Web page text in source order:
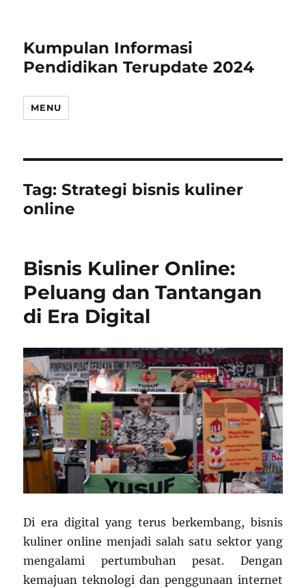
Kumpulan Informasi
Pendidikan Terupdate 2024
MENU
Tag:Strategi bisnis kuliner
online
Bisnis Kuliner Online:
Peluang dan Tantangan
di Era Digital
Di era digital yang terus berkembang, bisnis
kuliner online menjadi salah satu sektor yang
mengalami pertumbuhan pesat. Dengan
kemajuan teknologi dan penggunaan internet